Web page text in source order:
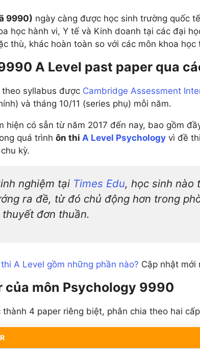
Xem tất cả 12 môn
9990) ngày càng được học sinh trường quốc
học hành vi, Y tế và Kinh doanh tại các đại
thù, khác hoàn toàn so với các môn khoa học
A Level past paper qua
theo syllabus được Cambridge Assessment
và tháng 10/11 (series phụ) mỗi năm.
hiện có sẵn từ năm 2017 đến nay, bao gồm
quá trình ôn thi A Level Psychology vì đề
kỳ.
nghiệm tại Times Edu, học sinh nào
ra đề, từ đó chủ động hơn trong
đơn thuần.
A Level gồm những phần nào? Cập nhật mới
của môn Psychology 9990
thành 4 paper riêng biệt, phân chia theo hai